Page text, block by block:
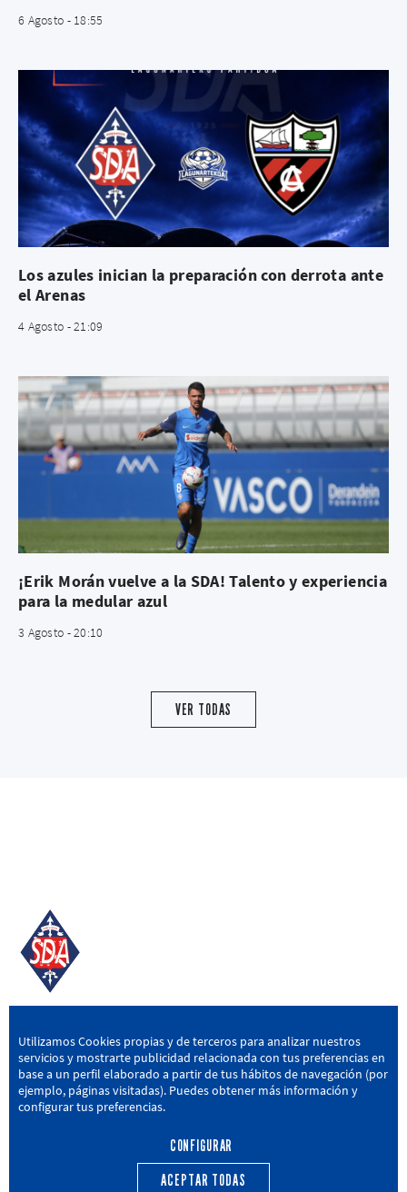
6 Agosto - 18:55
Los azules inician la preparación con derrota ante
el Arenas
4 Agosto - 21:09
¡Erik Morán vuelve a la SDA! Talento y experiencia
para la medular azul
3 Agosto - 20:10
VER TODAS
SD AMOREBIETA
San Miguel Kalea, 16, 48340 Amorebieta, Bizkaia
946 604 751 | sda@sdamorebieta.eus
Utilizamos Cookies propias y de terceros para analizar nuestros
servicios y mostrarte publicidad relacionada con tus preferencias en
base a un perfil elaborado a partir de tus hábitos de navegación (por
ejemplo, páginas visitadas). Puedes obtener más información y
configurar tus preferencias.
CONFIGURAR
ACEPTAR TODAS